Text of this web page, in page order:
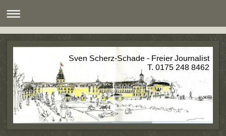
Sven Scherz-Schade - Freier Journalist
T. 0175 248 8462